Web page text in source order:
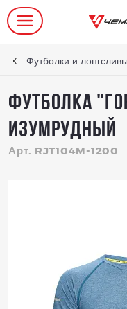
Футболки и лонгсливы
Футболка
изумрудный
Арт. RJT104M-1200